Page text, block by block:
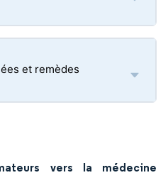
et remèdes
vers la médecine